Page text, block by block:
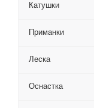
Катушки
Приманки
Леска
Оснастка